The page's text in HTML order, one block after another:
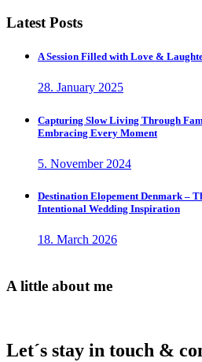
Latest Posts
A Session Filled with Love &
28. January 2025
Capturing Slow Living Through
Embracing Every Moment
5. November 2024
Destination Elopement Denmark –
Intentional Wedding Inspiration
18. March 2026
A little about me
Let´s stay in touch &